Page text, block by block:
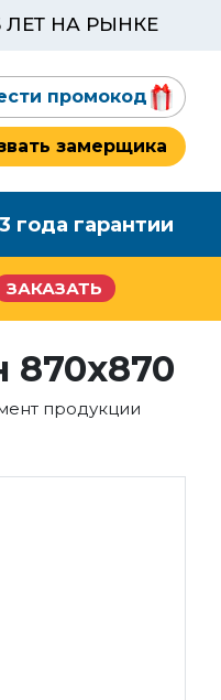
ЛЕТ НА РЫНКЕ
промокод
замерщика
года гарантии
ЗАКАЗАТЬ
870x870
продукции